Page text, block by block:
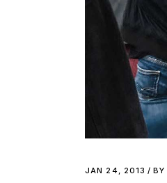
JAN 24, 2013 BY